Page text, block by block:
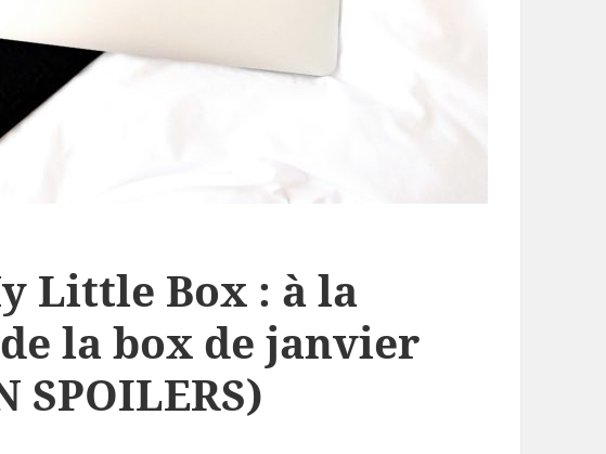
Little Box : à la
la box de janvier
SPOILERS)